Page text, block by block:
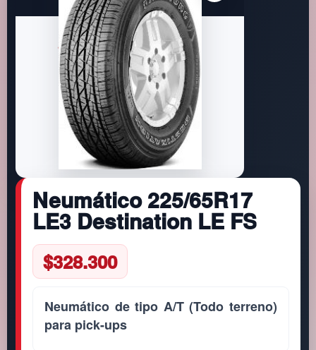
Neumático 225/65R17
LE3 Destination LE FS
$328.300
Neumático de tipo A/T (Todo terreno)
para pick-ups